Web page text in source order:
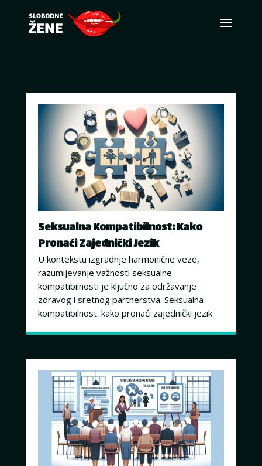
Seksualna Kompatibilnost: Kako
Pronaći Zajednički Jezik
U kontekstu izgradnje harmonične veze,
razumijevanje važnosti seksualne
kompatibilnosti je ključno za održavanje
zdravog i sretnog partnerstva. Seksualna
kompatibilnost: kako pronaći zajednički jezik